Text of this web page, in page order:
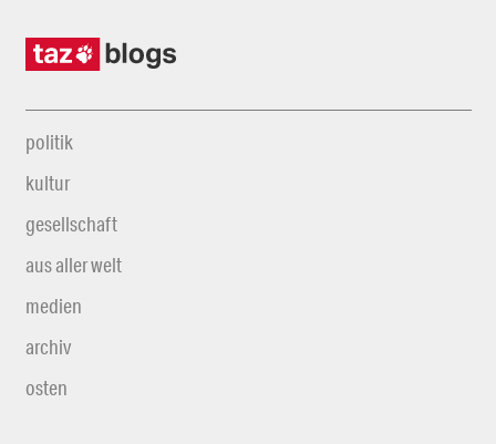
politik
kultur
gesellschaft
aus aller welt
medien
archiv
osten